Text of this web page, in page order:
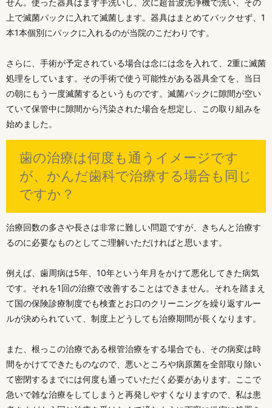
上で滅菌パックに入れて滅菌します。器具はまとめてパックせず、1
本1本個別にパックに入れるのが当院のこだわりです。
さらに、手術が予定されている場合は念には念を入れて、2重に滅菌
処理をしています。その手術で使う可能性がある器具全てを、当日
の朝にもう一度滅菌するというものです。滅菌パックに隙間が空い
ていて保管中に隙間から汚染された場合を想定し、この取り組みを
始めました。
歯の治療は何度も通うイメージです
が、かんだ歯科で治療する場合も同じ
ですか？
治療回数の多さや長さは非常に難しい問題ですが、きちんと治療す
るのに必要なものとしてご理解いただければと思います。
例えば、歯周病は5年、10年という年月をかけて悪化してきた病気
です。それを1回の治療で改善することはできません。それを踏まえ
て国の保険診療制度でも検査とお口のクリーニングを繰り返すルー
ルが決められていて、制度上どうしても治療期間が長くなります。
また、根っこの治療である根管治療をする場合でも、その病変は時
間をかけてできたものなので、悪いところや病原菌を全部取り除い
て密閉するまでには何度も通っていただく必要があります。ここで
急いで雑な治療をしてしまうと再発しやすくなりますので、私は患